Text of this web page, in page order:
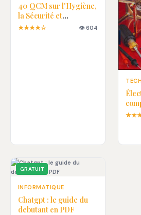
40 QCM sur l'Hygiène,
la Sécurité et
l'Environnement avec
★★★★☆ 👁 604
GRATUIT
INFORMATIQUE
Chatgpt : le guide du
debutant en PDF